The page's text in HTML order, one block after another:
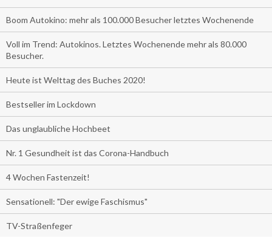
Boom Autokino: mehr als 100.000 Besucher letztes Wochenende
Voll im Trend: Autokinos. Letztes Wochenende mehr als 80.000
Besucher.
Heute ist Welttag des Buches 2020!
Bestseller im Lockdown
Das unglaubliche Hochbeet
Nr. 1 Gesundheit ist das Corona-Handbuch
4 Wochen Fastenzeit!
Sensationell: "Der ewige Faschismus"
TV-Straßenfeger